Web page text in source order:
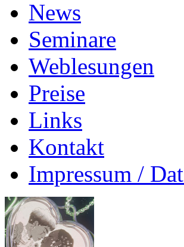
News
Seminare
Weblesungen
Preise
Links
Kontakt
Impressum /